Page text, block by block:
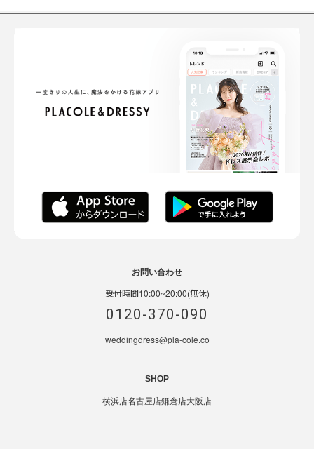
お問い合わせ
受付時間10:00~20:00(無休)
0120-370-090
weddingdress@pla-cole.co
SHOP
横浜店名古屋店鎌倉店大阪店